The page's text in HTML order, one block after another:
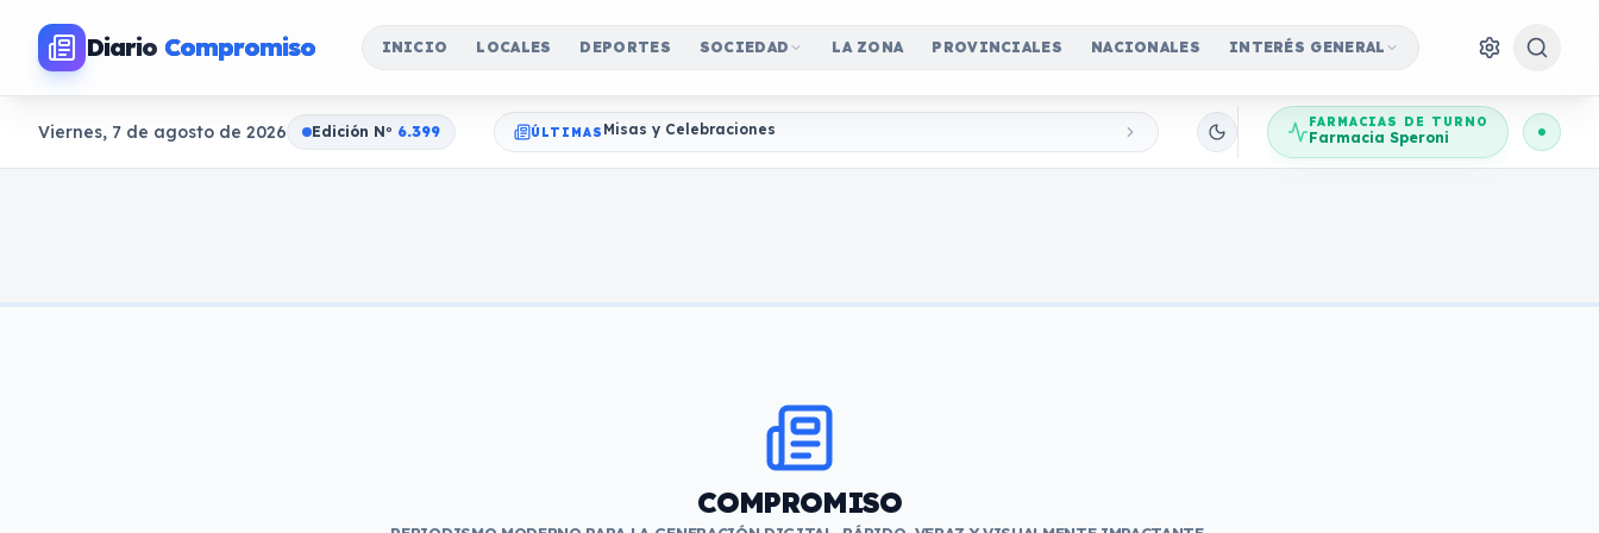
Diario Compromiso INICIO LOCALES DEPORTES SOCIEDAD LA ZONA PROVINCIALES NACIONALES INTERÉS GENERAL
Viernes, 7 de agosto de 2026 Edición No 6.399 ÚLTIMAS Misas y Celebraciones FARMACIAS DE TURNO
Farmacia Speroni
COMPROMISO